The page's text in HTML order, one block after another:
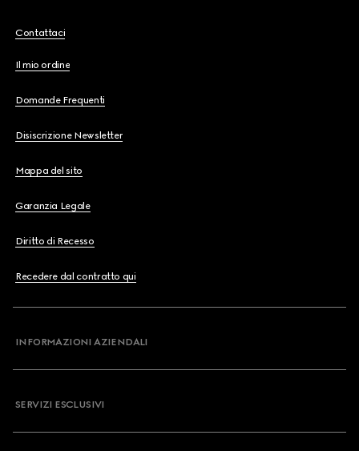
Contattaci
Il mio ordine
Domande Frequenti
Disiscrizione Newsletter
Mappa del sito
Garanzia Legale
Diritto di Recesso
Recedere dal contratto qui
INFORMAZIONI AZIENDALI
SERVIZI ESCLUSIVI